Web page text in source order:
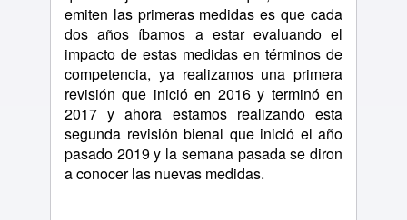
emiten las primeras medidas es que cada
dos años íbamos a estar evaluando el
impacto de estas medidas en términos de
competencia, ya realizamos una primera
revisión que inició en 2016 y terminó en
2017 y ahora estamos realizando esta
segunda revisión bienal que inició el año
pasado 2019 y la semana pasada se diron
a conocer las nuevas medidas.